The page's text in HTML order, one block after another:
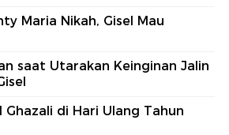
Maria Nikah, Gisel Mau
saat Utarakan Keinginan Jalin
Ghazali di Hari Ulang Tahun